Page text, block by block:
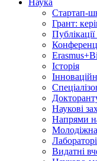
Стартап-
Грант:
Історія
Наукові
Напрями
Видатні